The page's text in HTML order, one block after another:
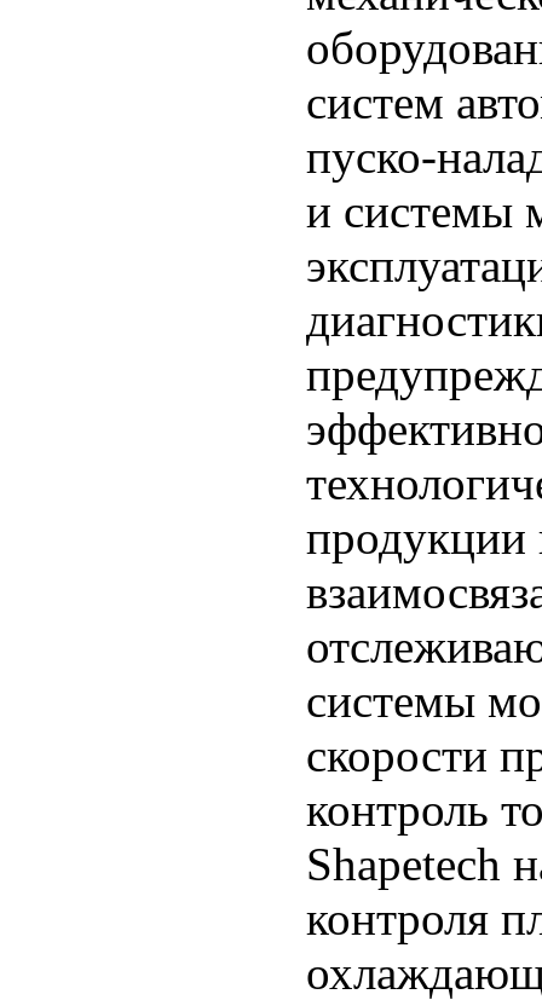
систем
пуско-
и системы
продукции
системы
скорости
контроль
Shapetech
контроля